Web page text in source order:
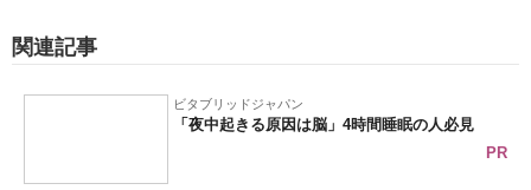
関連記事
ビタブリッドジャパン
「夜中起きる原因は脳」4時間睡眠の人必見
PR